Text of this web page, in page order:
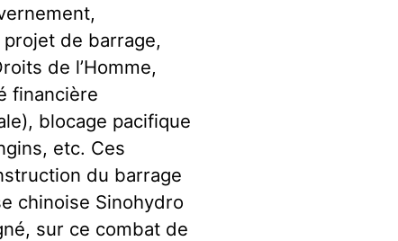
projet de barrage,
de l’Homme,
financière
blocage pacifique
etc. Ces
du barrage
chinoise Sinohydro
sur ce combat de